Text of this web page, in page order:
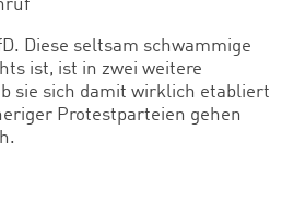
Diese seltsam schwammige
ist, ist in zwei weitere
sie sich damit wirklich etabliert
Protestparteien gehen